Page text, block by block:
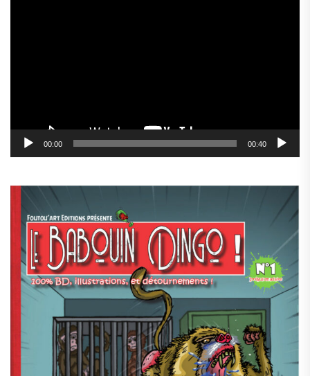
00:00 00:40